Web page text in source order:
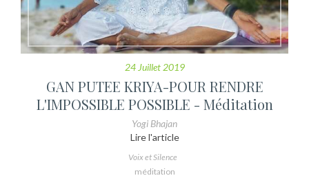
24 Juillet 2019
GAN PUTEE KRIYA-POUR RENDRE
L'IMPOSSIBLE POSSIBLE - Méditation
Yogi Bhajan
Lire l'article
Voix et Silence
méditation